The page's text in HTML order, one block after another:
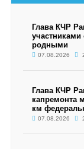
Глава КЧР
родными
07.08.2026
Глава КЧР
капремонта
км
07.08.2026